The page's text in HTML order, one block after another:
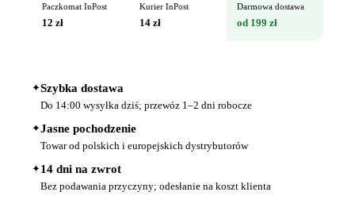
Paczkomat InPost
12 zł
Kurier InPost
14 zł
Darmowa dostawa
od 199 zł
✦Szybka dostawa
Do 14:00 wysyłka dziś; przewóz 1–2 dni robocze
✦Jasne pochodzenie
Towar od polskich i europejskich dystrybutorów
✦14 dni na zwrot
Bez podawania przyczyny; odesłanie na koszt klienta